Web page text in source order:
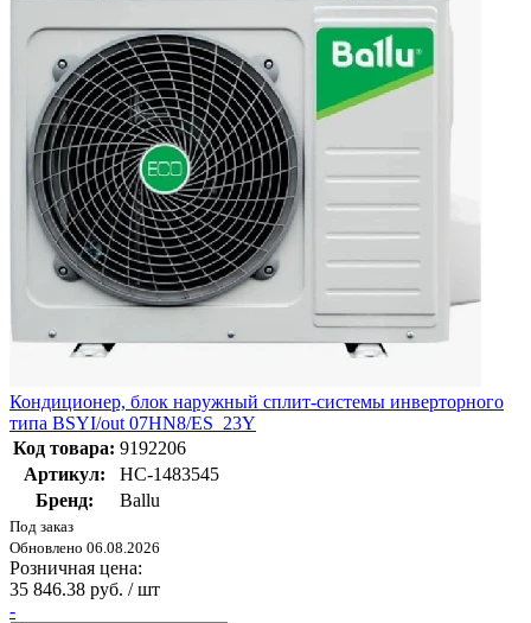
Кондиционер, блок наружный сплит-системы инверторного
типа BSYI/out 07HN8/ES_23Y
Код товара: 9192206
Артикул:
НС-1483545
Бренд:
Ballu
Под заказ
Обновлено 06.08.2026
Розничная цена:
35 846.38 руб. / шт
-